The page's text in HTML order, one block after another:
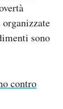
sono
contro